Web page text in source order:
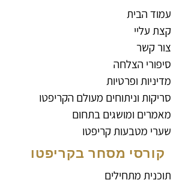
עמוד הבית
קצת עליי
צור קשר
סיפורי הצלחה
מדיניות ופרטיות
סריקות וניתוחים מעולם הקריפטו
מאמרים ומושגים בתחום
שערי מטבעות קריפטו
קורסי מסחר בקריפטו
תוכנית מתחילים